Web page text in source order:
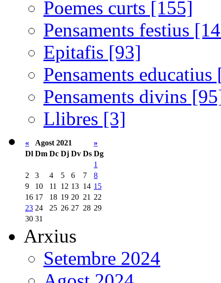
Poemes curts [155]
Pensaments festius
Epitafis [93]
Pensaments
Pensaments divins
Llibres [3]
« Agost 2021
»
Dl Dm Dc Dj Dv Ds Dg
1
2
3 4 5 6 7
8
9
10 11 12 13 14 15
16 17 18 19 20 21 22
23 24 25 26 27 28 29
30 31
Arxius
Setembre 2024